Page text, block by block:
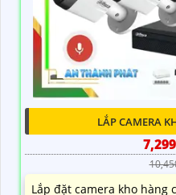
LẮP CAMERA
Lắp đặt camera kho hàng